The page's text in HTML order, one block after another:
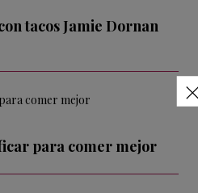
tacos Jamie Dornan
para comer mejor